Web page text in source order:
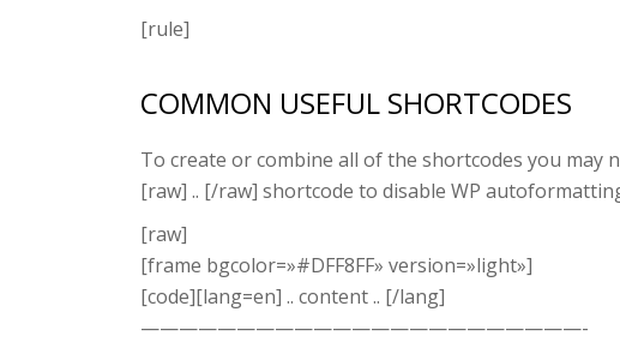
[rule]
COMMON USEFUL SHORTCODES
To create or combine all of the shortcodes you may
[raw] .. [/raw] shortcode to disable WP
[raw]
[frame bgcolor=»#DFF8FF» version=»light»]
[code][lang=en] .. content .. [/lang]
———————————————————————-